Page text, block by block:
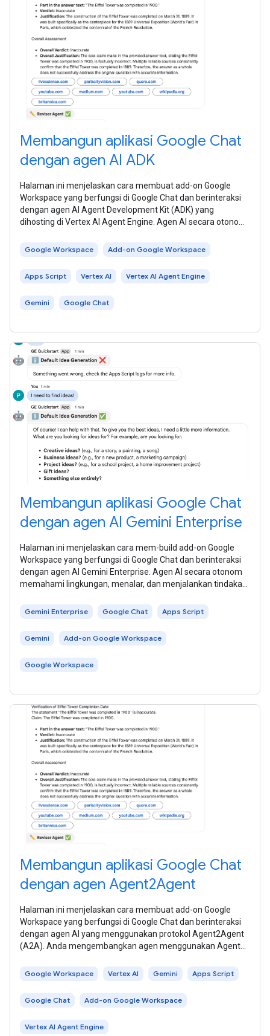
Membangun aplikasi Google Chat
dengan agen AI ADK
Halaman ini menjelaskan cara membuat add-on Google
Workspace yang berfungsi di Google Chat dan berinteraksi
dengan agen AI Agent Development Kit (ADK) yang
dihosting di Vertex AI Agent Engine. Agen AI secara otonom
Google Workspace Add-on Google Workspace
Apps Script Vertex AI Vertex AI Agent Engine
Gemini Google Chat
Membangun aplikasi Google Chat
dengan agen AI Gemini Enterprise
Halaman ini menjelaskan cara mem-build add-on Google
Workspace yang berfungsi di Google Chat dan berinteraksi
dengan agen AI Gemini Enterprise. Agen AI secara otonom
memahami lingkungan, menalar, dan menjalankan tindakan
Gemini Enterprise Google Chat Apps Script
Gemini Add-on Google Workspace
Google Workspace
Membangun aplikasi Google Chat
dengan agen Agent2Agent
Halaman ini menjelaskan cara membuat add-on Google
Workspace yang berfungsi di Google Chat dan berinteraksi
dengan agen AI yang menggunakan protokol Agent2Agent
(A2A). Anda mengembangkan agen menggunakan Agent
Google Workspace Vertex AI Gemini Apps Script
Google Chat Add-on Google Workspace
Vertex AI Agent Engine